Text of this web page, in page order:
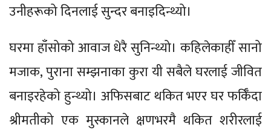
उनीहरूको दिनलाई सुन्दर बनाइदिन्थ्यो।
घरमा हाँसोको आवाज धेरै सुनिन्थ्यो। कहिलेकाहीँ सानो
मजाक, पुराना सम्झनाका कुरा यी सबैले घरलाई जीवित
बनाइरहेको हुन्थ्यो। अफिसबाट थकित भएर घर फर्किँदा
श्रीमतीको एक मुस्कानले क्षणभरमै थकित शरीरलाई